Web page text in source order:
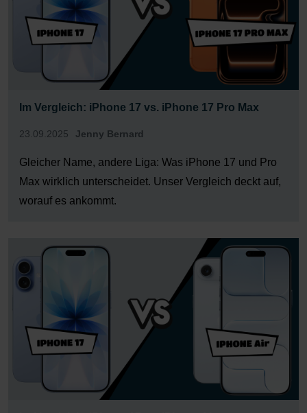
Im Vergleich: iPhone 17 vs. iPhone 17 Pro Max
23.09.2025 Jenny Bernard
Gleicher Name, andere Liga: Was iPhone 17 und Pro
Max wirklich unterscheidet. Unser Vergleich deckt auf,
worauf es ankommt.